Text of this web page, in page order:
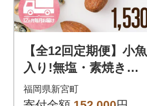
【全12回定期便】小魚
入り!無塩・素焼きの
ミックスナッツ1,530
g×12ヶ月.JEB007
福岡県新宮町